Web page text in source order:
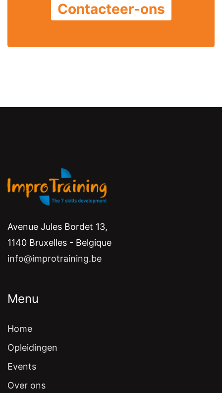
Contacteer-ons
Avenue Jules Bordet 13,
1140 Bruxelles - Belgique
info@improtraining.be
Menu
Home
Opleidingen
Events
Over ons